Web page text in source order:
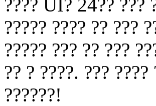
???? UI? 24?? ???
????? ???? ?? ???
????? ??? ?? ???
?? ? ????. ???
??????!